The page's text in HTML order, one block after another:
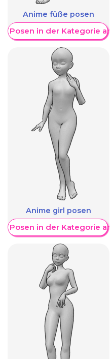
Anime füße posen
Posen in der Kategorie
Anime girl posen
Posen in der Kategorie